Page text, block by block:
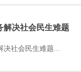
解决社会民生难题
决社会民生难题...